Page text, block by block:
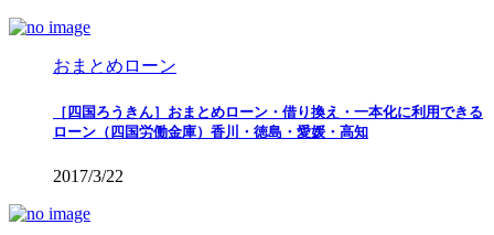
おまとめローン
［四国ろうきん］おまとめローン・借り換え・一本化に利用できる
ローン（四国労働金庫）香川・徳島・愛媛・高知
2017/3/22